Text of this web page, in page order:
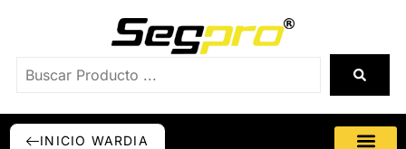
INICIO WARDIA